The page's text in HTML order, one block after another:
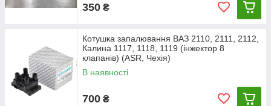
350 ₴
Котушка запалювання ВАЗ 2110, 2111, 2112,
Калина 1117, 1118, 1119 (інжектор 8
клапанів) (ASR, Чехія)
В наявності
700 ₴